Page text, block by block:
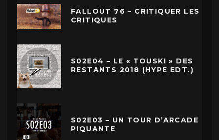
FALLOUT 76 – CRITIQUER LES
CRITIQUES
S02E04 – LE « TOUSKI » DES
RESTANTS 2018 (HYPE EDT.)
S02E03 – UN TOUR D’ARCADE
PIQUANTE